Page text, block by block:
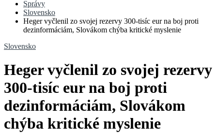
Správy
Slovensko
Heger vyčlenil zo svojej rezervy 300-tisíc eur na boj proti
dezinformáciám, Slovákom chýba kritické myslenie
Slovensko
Heger vyčlenil zo svojej rezervy
300-tisíc eur na boj proti
dezinformáciám, Slovákom
chýba kritické myslenie